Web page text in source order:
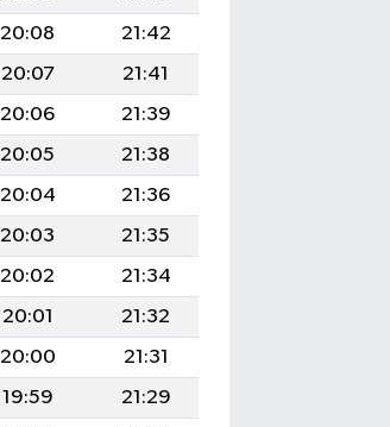
20:08
21:42
20:07
21:41
20:06
21:39
20:05
21:38
20:04
21:36
20:03
21:35
20:02
21:34
20:01
21:32
20:00
21:31
19:59
21:29